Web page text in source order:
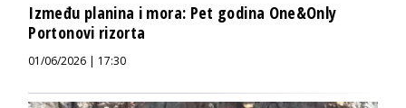
Između planina i mora: Pet godina One&Only
Portonovi rizorta
01/06/2026 | 17:30